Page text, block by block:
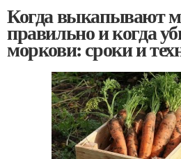
Когда выкапывают
правильно и когда
моркови: сроки и